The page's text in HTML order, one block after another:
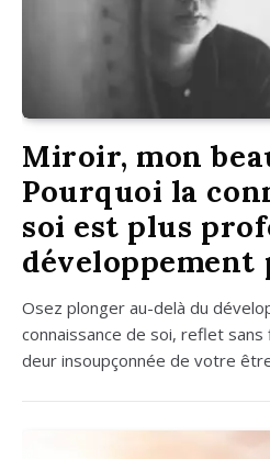
Miroir, mon
Pourquoi la
soi est plus
développement
Osez plon­ger au-delà du
connais­sance de soi, reflet
deur insoup­çon­née de votre